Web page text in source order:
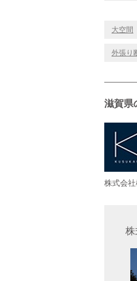
大空間
外張り
滋賀県
株式会
株